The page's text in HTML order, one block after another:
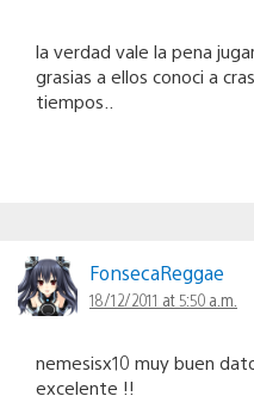
la verdad vale la pena
grasias a ellos conoci a
tiempos..
FonsecaReggae
18/12/2011 at 5:50 a.m.
nemesisx10 muy buen
excelente !!